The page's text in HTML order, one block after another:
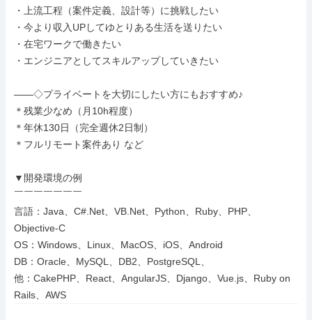
・上流工程（案件定義、設計等）に挑戦したい
・今より収入UPしてゆとりある生活を送りたい
・在宅ワークで働きたい
・エンジニアとしてスキルアップしていきたい
――◇プライベートを大切にしたい方にもおすすめ♪
＊残業少なめ（月10h程度）
＊年休130日（完全週休2日制）
＊フルリモート案件あり など
▼開発環境の例
￣￣￣￣￣￣￣
言語：Java、C#.Net、VB.Net、Python、Ruby、PHP、
Objective-C
OS：Windows、Linux、MacOS、iOS、Android
DB：Oracle、MySQL、DB2、PostgreSQL、
他：CakePHP、React、AngularJS、Django、Vue.js、Ruby on
Rails、AWS